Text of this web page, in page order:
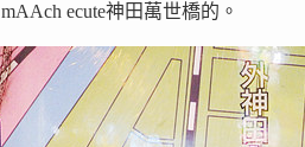
ecute神田萬世橋的。